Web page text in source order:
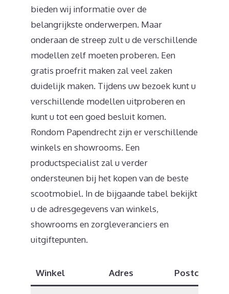
bieden wij informatie over de
belangrijkste onderwerpen. Maar
onderaan de streep zult u de verschillende
modellen zelf moeten proberen. Een
gratis proefrit maken zal veel zaken
duidelijk maken. Tijdens uw bezoek kunt u
verschillende modellen uitproberen en
kunt u tot een goed besluit komen.
Rondom Papendrecht zijn er verschillende
winkels en showrooms. Een
productspecialist zal u verder
ondersteunen bij het kopen van de beste
scootmobiel. In de bijgaande tabel bekijkt
u de adresgegevens van winkels,
showrooms en zorgleveranciers en
uitgiftepunten.
Winkel Adres Postcode